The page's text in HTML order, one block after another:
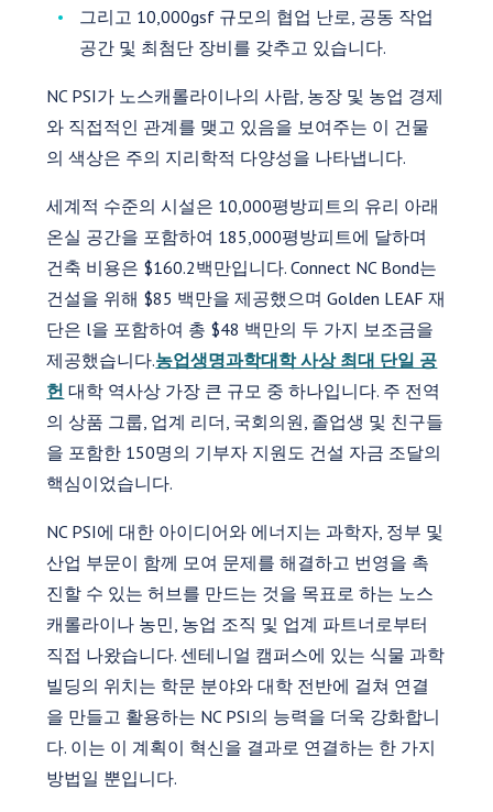
그리고 10,000gsf 규모의 협업 난로, 공동 작업
공간 및 최첨단 장비를 갖추고 있습니다.
NC PSI가 노스캐롤라이나의 사람, 농장 및 농업 경제
와 직접적인 관계를 맺고 있음을 보여주는 이 건물
의 색상은 주의 지리학적 다양성을 나타냅니다.
세계적 수준의 시설은 10,000평방피트의 유리 아래
온실 공간을 포함하여 185,000평방피트에 달하며
건축 비용은 $160.2백만입니다. Connect NC Bond는
건설을 위해 $85 백만을 제공했으며 Golden LEAF 재
단은 l을 포함하여 총 $48 백만의 두 가지 보조금을
제공했습니다.농업생명과학대학 사상 최대 단일 공
헌 대학 역사상 가장 큰 규모 중 하나입니다. 주 전역
의 상품 그룹, 업계 리더, 국회의원, 졸업생 및 친구들
을 포함한 150명의 기부자 지원도 건설 자금 조달의
핵심이었습니다.
NC PSI에 대한 아이디어와 에너지는 과학자, 정부 및
산업 부문이 함께 모여 문제를 해결하고 번영을 촉
진할 수 있는 허브를 만드는 것을 목표로 하는 노스
캐롤라이나 농민, 농업 조직 및 업계 파트너로부터
직접 나왔습니다. 센테니얼 캠퍼스에 있는 식물 과학
빌딩의 위치는 학문 분야와 대학 전반에 걸쳐 연결
을 만들고 활용하는 NC PSI의 능력을 더욱 강화합니
다. 이는 이 계획이 혁신을 결과로 연결하는 한 가지
방법일 뿐입니다.